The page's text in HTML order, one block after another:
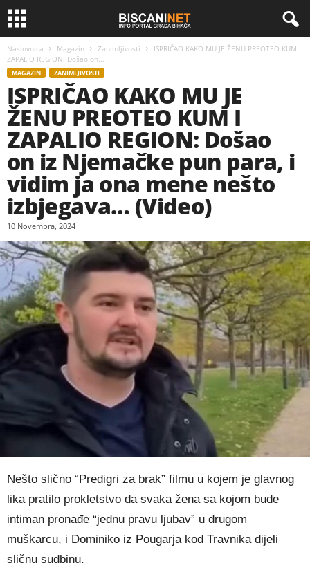
Naslovnica Magazin Zanimljivosti
ISPRIČAO KAKO MU JE ŽENU PREOTEO KUM I
ZAPALIO REGION: Došao on...
MAGAZIN ZANIMLJIVOSTI
ISPRIČAO KAKO MU JE
ŽENU PREOTEO KUM I
ZAPALIO REGION: Došao
on iz Njemačke pun para, i
vidim ja ona mene nešto
izbjegava… (Video)
10 Novembra, 2024
Nešto slično “Predigri za brak” filmu u kojem je glavnog
lika pratilo prokletstvo da svaka žena sa kojom bude
intiman pronađe “jednu pravu ljubav” u drugom
muškarcu, i Dominiko iz Pougarja kod Travnika dijeli
sličnu sudbinu.